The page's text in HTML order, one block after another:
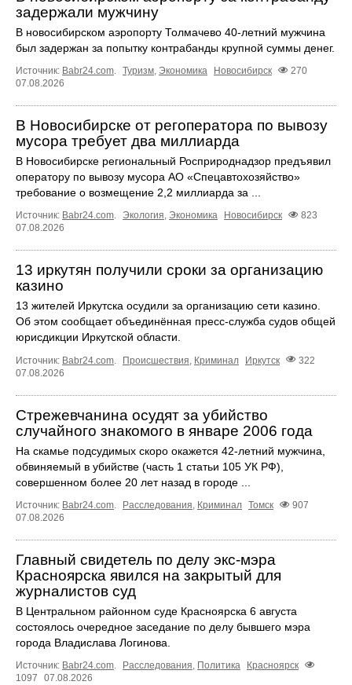
задержали мужчину
В новосибирском аэропорту Толмачево 40-летний мужчина
был задержан за попытку контрабанды крупной суммы денег.
Источник: Babr24.com. Туризм, Экономика Новосибирск
270
07.08.2026
В Новосибирске от регоператора по вывозу
мусора требует два миллиарда
В Новосибирске региональный Росприроднадзор предъявил
оператору по вывозу мусора АО «Спецавтохозяйство»
требование о возмещение 2,2 миллиарда за ...
Источник: Babr24.com. Экология, Экономика Новосибирск
823
07.08.2026
13 иркутян получили сроки за организацию
казино
13 жителей Иркутска осудили за организацию сети казино.
Об этом сообщает объединённая пресс‑служба судов общей
юрисдикции Иркутской области.
Источник: Babr24.com Происшествия Криминал Иркутск
322
07.08.2026
Стрежевчанина осудят за убийство
случайного знакомого в январе 2006 года
На скамье подсудимых скоро окажется 42-летний мужчина,
обвиняемый в убийстве (часть 1 статьи 105 УК РФ),
совершенном более 20 лет назад в городе ...
Источник: Babr24.com Расследования Криминал Томск
907
07.08.2026
Главный свидетель по делу экс-мэра
Красноярска явился на закрытый для
журналистов суд
В Центральном районном суде Красноярска 6 августа
состоялось очередное заседание по делу бывшего мэра
города Владислава Логинова.
Источник: Babr24.com Расследования Политика
Красноярск
1097
07.08.2026